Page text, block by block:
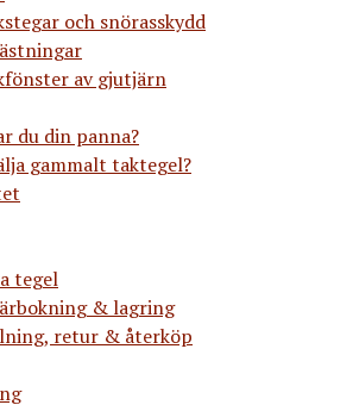
och snörasskydd
av gjutjärn
du din panna?
gammalt taktegel?
tegel
& lagring
retur & återköp